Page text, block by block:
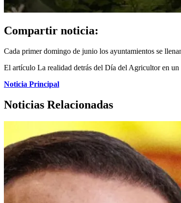
Compartir noticia:
Cada primer domingo de junio los ayuntamientos se
El artículo La realidad detrás del Día del Agricultor en
Noticia Principal
Noticias Relacionadas